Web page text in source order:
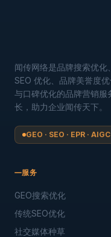
闻传网络是品牌搜索优
SEO 优化、品牌美誉度
与口碑优化的品牌营销服
长，助力企业闻传天下。
GEO · SEO · EPR · AIGC
服务
GEO搜索优化
传统SEO优化
社交媒体种草